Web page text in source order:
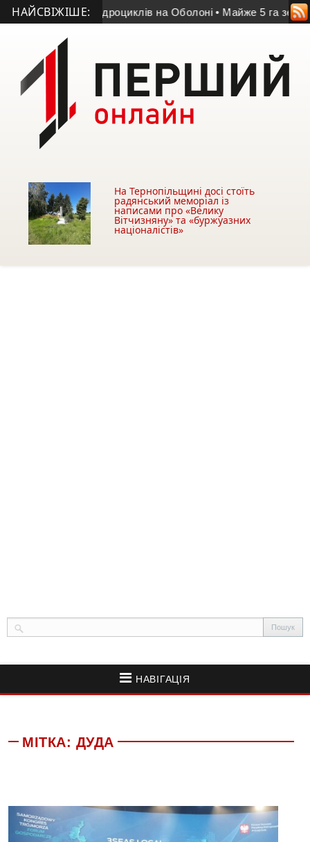
НАЙСВІЖІШЕ:
прокат квадроциклів на Оболоні • Майже 5 га земель
На Тернопільщині досі стоїть
радянський меморіал із
написами про «Велику
Вітчизняну» та «буржуазних
націоналістів»
НАВІГАЦІЯ
МІТКА: ДУДА